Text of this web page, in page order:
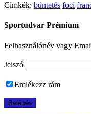
Címkék: büntetés foci
Sportudvar Prémium
Felhasználónév vagy
Jelszó
Emlékezz rám